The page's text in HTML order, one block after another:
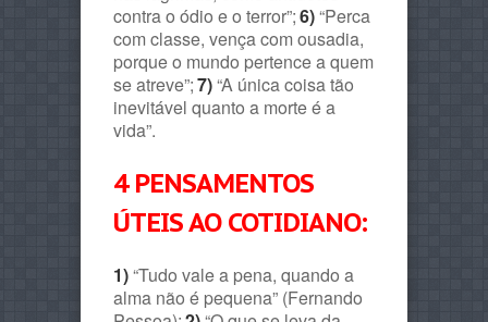
contra o ódio e o terror”;6)“Perca
com classe, vença com ousadia,
porque o mundo pertence a quem
se atreve”;7)“A única coisa tão
inevitável quanto a morte é a
vida”.
4 PENSAMENTOS
ÚTEIS AO COTIDIANO:
1)“Tudo vale a pena, quando a
alma não é pequena” (Fernando